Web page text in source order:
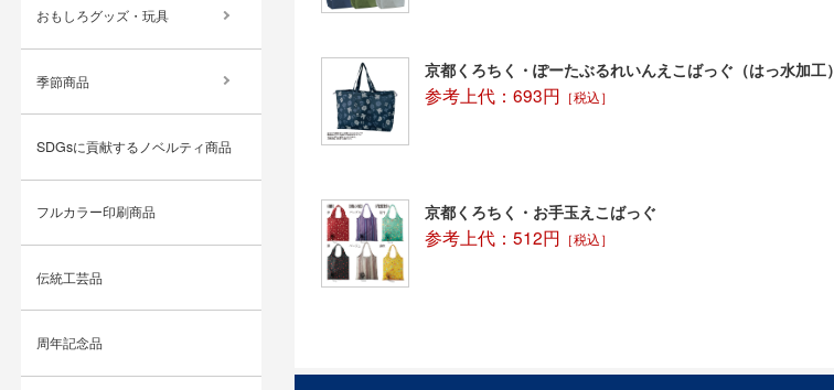
京都くろちく・ぽーたぶるれいんえこばっぐ（はっ水加工）
参考上代：693円 ［税込］
京都くろちく・お手玉えこばっぐ
参考上代：512円 ［税込］
おもしろグッズ・玩具
季節商品
SDGsに貢献するノベルティ商品
フルカラー印刷商品
伝統工芸品
周年記念品